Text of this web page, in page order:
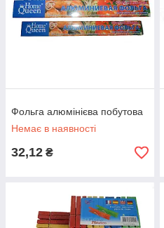
Фольга алюмінієва побутова
Немає в наявності
32,12 ₴